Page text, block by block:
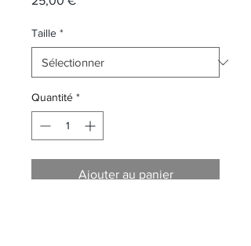
Taille *
Quantité *
Ajouter au panier